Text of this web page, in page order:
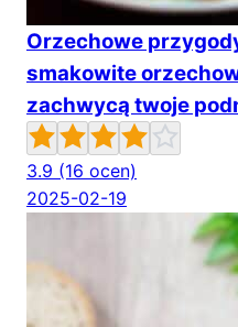
Orzechowe
smakowite
zachwycą twoje
3.9 (16 ocen)
2025-02-19